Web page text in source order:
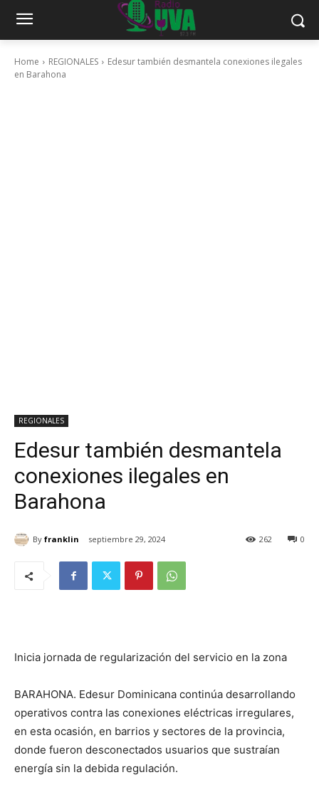
Home REGIONALES
Edesur también desmantela conexiones ilegales
en Barahona
REGIONALES
Edesur también desmantela
conexiones ilegales en
Barahona
By franklin septiembre 29, 2024 0
262
Inicia jornada de regularización del servicio en la zona
BARAHONA. Edesur Dominicana continúa desarrollando
operativos contra las conexiones eléctricas irregulares,
en esta ocasión, en barrios y sectores de la provincia,
donde fueron desconectados usuarios que sustraían
energía sin la debida regulación.